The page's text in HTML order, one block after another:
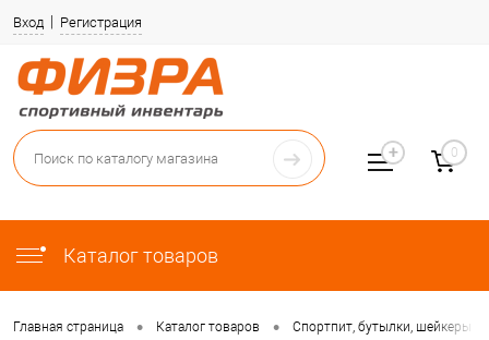
Вход Регистрация
Каталог товаров
0
Главная страница • Каталог товаров • Спортпит, бутылки, шейкеры